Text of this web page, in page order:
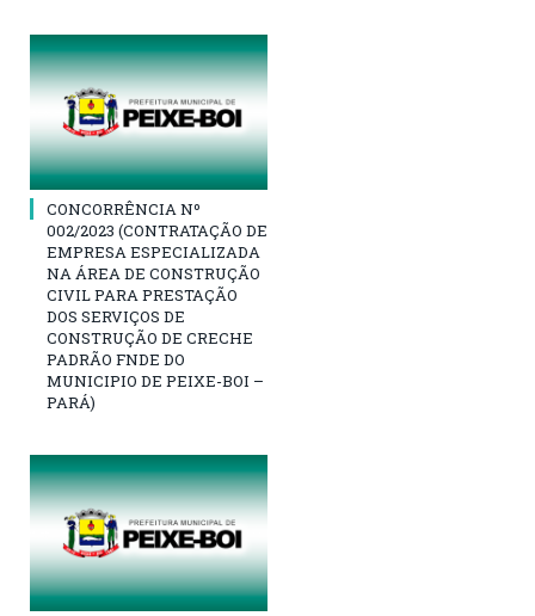
CONCORRÊNCIA Nº
002/2023 (CONTRATAÇÃO DE
EMPRESA ESPECIALIZADA
NA ÁREA DE CONSTRUÇÃO
CIVIL PARA PRESTAÇÃO
DOS SERVIÇOS DE
CONSTRUÇÃO DE CRECHE
PADRÃO FNDE DO
MUNICIPIO DE PEIXE-BOI –
PARÁ)